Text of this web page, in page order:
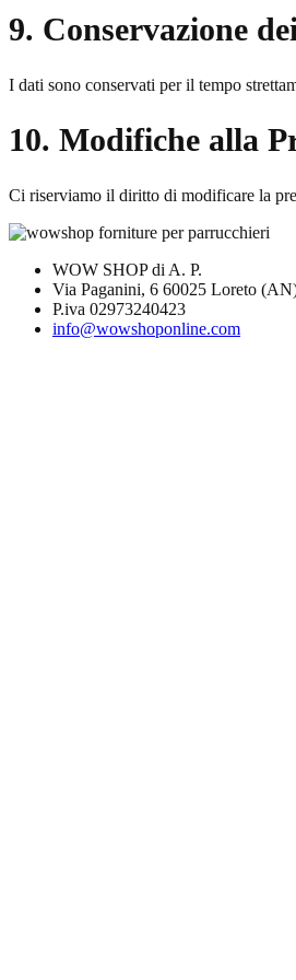
9. Conservazione
I dati sono conservati per il tempo
10. Modifiche alla
Ci riserviamo il diritto di modificare la
WOW SHOP di A. P.
Via Paganini, 6 60025 Loreto
P.iva 02973240423
info@wowshoponline.com